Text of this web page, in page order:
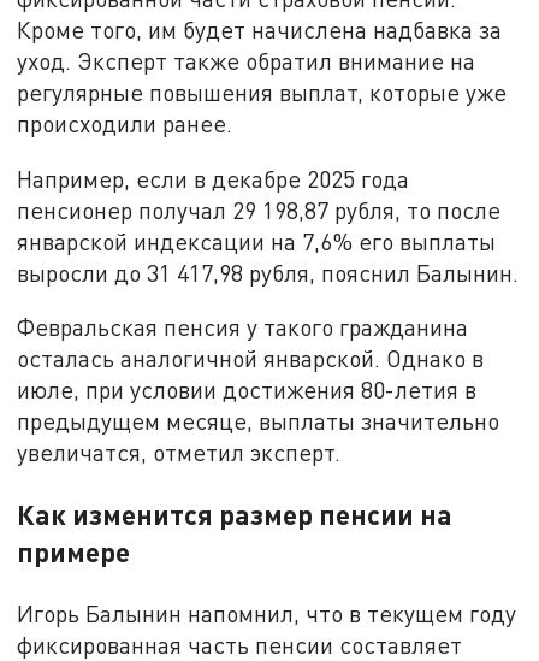
Кроме того, им будет начислена надбавка за
уход. Эксперт также обратил внимание на
регулярные повышения выплат, которые уже
происходили ранее.
Например, если в декабре 2025 года
пенсионер получал 29 198,87 рубля, то после
январской индексации на 7,6% его выплаты
выросли до 31 417,98 рубля, пояснил Балынин.
Февральская пенсия у такого гражданина
осталась аналогичной январской. Однако в
июле, при условии достижения 80-летия в
предыдущем месяце, выплаты значительно
увеличатся, отметил эксперт.
Как изменится размер пенсии на
примере
Игорь Балынин напомнил, что в текущем году
фиксированная часть пенсии составляет